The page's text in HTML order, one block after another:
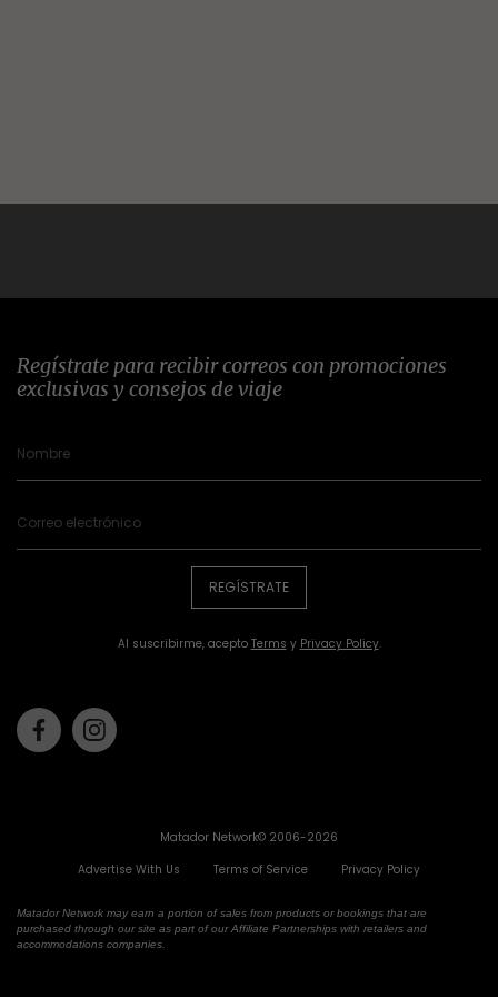
Regístrate para recibir correos con promociones
exclusivas y consejos de viaje
REGÍSTRATE
Al suscribirme, acepto Terms y Privacy Policy.
Facebook
Matador Network© 2006-2026
Advertise With Us
Terms of Service Privacy Policy
Matador Network may earn a portion of sales from products or bookings that are
purchased through our site as part of our Affiliate Partnerships with retailers and
accommodations companies.